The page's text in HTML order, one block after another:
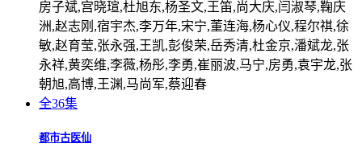
房子斌,宫晓瑄,杜旭东,杨圣文,王笛,尚大庆,闫淑琴,鞠庆
洲,赵志刚,宿宇杰,李万年,宋宁,董连海,杨心仪,程尔祺,徐
敏,赵育莹,张永强,王凯,彭俊荣,岳秀清,杜金京,潘斌龙,张
永祥,黄奕维,李薇,杨彤,李勇,崔丽波,马宁,房勇,袁宇龙,张
朝旭,高博,王渊,马尚军,蔡迎春
全36集
都市古医仙